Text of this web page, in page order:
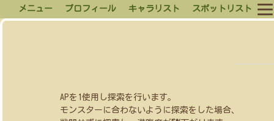
メニュー プロフィール キャラリスト スポットリスト
APを1使用し探索を行います。
モンスターに合わないように探索をした場合、